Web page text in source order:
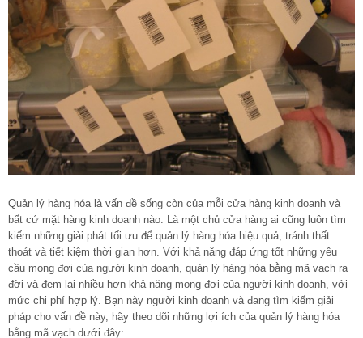
Quản lý hàng hóa là vấn đề sống còn của mỗi cửa hàng kinh doanh và
bất cứ mặt hàng kinh doanh nào. Là một chủ cửa hàng ai cũng luôn tìm
kiếm những giải phát tối ưu để quản lý hàng hóa hiệu quả, tránh thất
thoát và tiết kiệm thời gian hơn. Với khả năng đáp ứng tốt những yêu
cầu mong đợi của người kinh doanh, quản lý hàng hóa bằng mã vạch ra
đời và đem lại nhiều hơn khả năng mong đợi của người kinh doanh, với
mức chi phí hợp lý. Bạn này người kinh doanh và đang tìm kiếm giải
pháp cho vấn đề này, hãy theo dõi những lợi ích của quản lý hàng hóa
bằng mã vạch dưới đây: